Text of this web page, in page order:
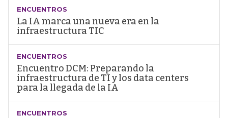
ENCUENTROS
La IA marca una nueva era en la
infraestructura TIC
ENCUENTROS
Encuentro DCM: Preparando la
infraestructura de TI y los data centers
para la llegada de la IA
ENCUENTROS